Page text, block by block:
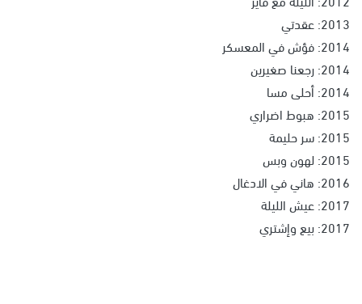
2013: عقدتي
2014: فؤش في المعسكر
2014: رجعنا صغيرين
2014: أحلى مسا
2015: هبوط اضراري
2015: سر حليمة
2015: لهون وبس
2016: هاني في الادغال
2017: عيش الليلة
2017: بيع وإشتري